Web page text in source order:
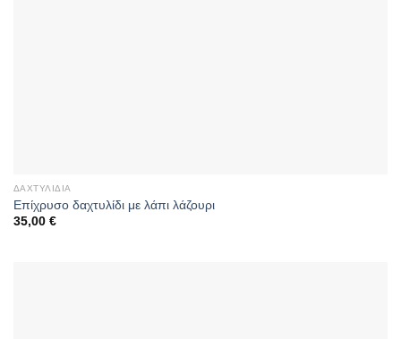
ΔΑΧΤΥΛΊΔΙΑ
Επίχρυσο δαχτυλίδι με λάπι λάζουρι
35,00 €